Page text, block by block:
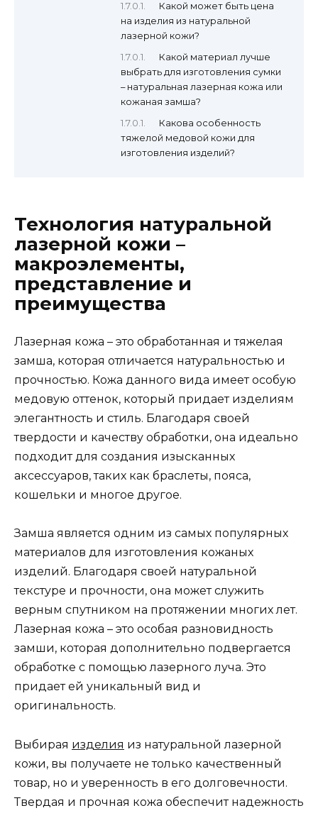
Какой может быть цена
на изделия из натуральной
лазерной кожи?
Какой материал лучше
выбрать для изготовления сумки
– натуральная лазерная кожа или
кожаная замша?
Какова особенность
тяжелой медовой кожи для
изготовления изделий?
Технология натуральной
лазерной кожи –
макроэлементы,
представление и
преимущества
Лазерная кожа – это обработанная и тяжелая
замша, которая отличается натуральностью и
прочностью. Кожа данного вида имеет особую
медовую оттенок, который придает изделиям
элегантность и стиль. Благодаря своей
твердости и качеству обработки, она идеально
подходит для создания изысканных
аксессуаров, таких как браслеты, пояса,
кошельки и многое другое.
Замша является одним из самых популярных
материалов для изготовления кожаных
изделий. Благодаря своей натуральной
текстуре и прочности, она может служить
верным спутником на протяжении многих лет.
Лазерная кожа – это особая разновидность
замши, которая дополнительно подвергается
обработке с помощью лазерного луча. Это
придает ей уникальный вид и
оригинальность.
Выбирая изделия из натуральной лазерной
кожи, вы получаете не только качественный
товар, но и уверенность в его долговечности.
Твердая и прочная кожа обеспечит надежность